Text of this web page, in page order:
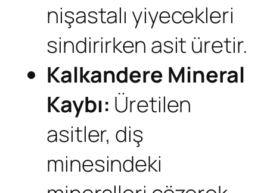
nişastalı yiyecekleri
sindirirken asit üretir.
Kalkandere Mineral
Kaybı: Üretilen
asitler, diş
minesindeki